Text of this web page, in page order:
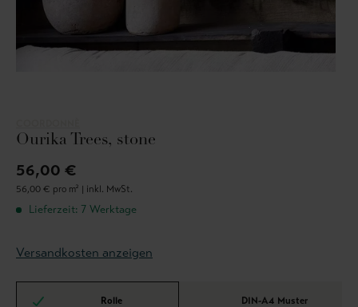
Ourika Trees, stone
56,00 €
56,00 € pro m² | inkl. MwSt.
Lieferzeit: 7 Werktage
Versandkosten anzeigen
Rolle DIN-A4 Muster